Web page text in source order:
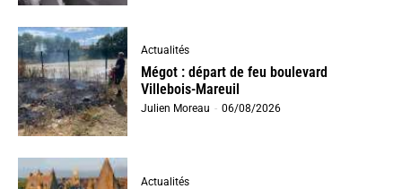
Actualités
Mégot : départ de feu boulevard
Villebois-Mareuil
Julien Moreau - 06/08/2026
Actualités